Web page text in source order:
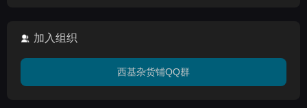
加入组织
西基杂货铺QQ群